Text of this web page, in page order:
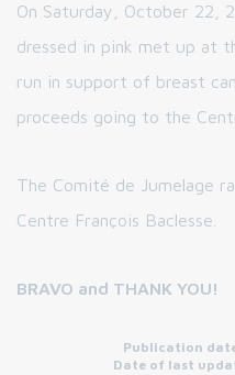
On Saturday, October 22,
dressed in pink met up at
run in support of breast
proceeds going to the
The Comité de Jumelage
Centre François Baclesse.
BRAVO and THANK YOU!
Publication
Date of last